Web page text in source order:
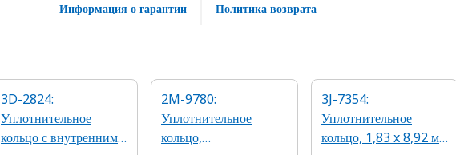
Информация о гарантии Политика возврата
3D-2824:
Уплотнительное
кольцо с внутренним
2M-9780:
Уплотнительное
кольцо,
3J-7354:
Уплотнительное
кольцо, 1,83 x 8,92 мм